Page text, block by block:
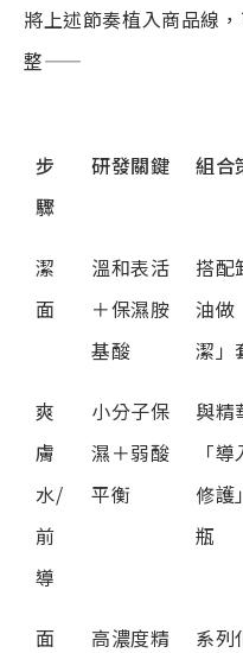
將上述節奏植入商品線
整——
步
驟
研發關鍵 組合
潔
面
溫和表活
＋保濕胺
基酸
搭配
油做
潔」
爽
膚
水/
前
導
小分子保
濕＋弱酸
平衡
與精
「
修護
瓶
面
高濃度精
系列